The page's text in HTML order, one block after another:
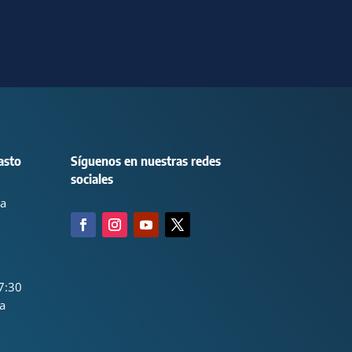
Síguenos en nuestras redes
sociales